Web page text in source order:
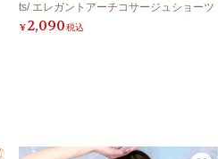
ts/ エレガントアーチコサージュショーツ
¥2,090税込